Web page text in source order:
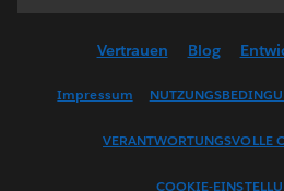
English
Français
Vertrauen Blog
Impressum
VERANTWORTUNGSVOLLE
COOKIE-